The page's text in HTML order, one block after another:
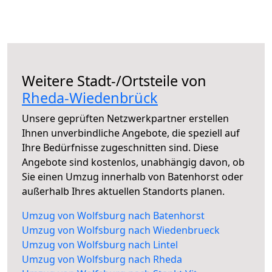
Weitere Stadt-/Ortsteile von
Rheda-Wiedenbrück
Unsere geprüften Netzwerkpartner erstellen
Ihnen unverbindliche Angebote, die speziell auf
Ihre Bedürfnisse zugeschnitten sind. Diese
Angebote sind kostenlos, unabhängig davon, ob
Sie einen Umzug innerhalb von Batenhorst oder
außerhalb Ihres aktuellen Standorts planen.
Umzug von Wolfsburg nach Batenhorst
Umzug von Wolfsburg nach Wiedenbrueck
Umzug von Wolfsburg nach Lintel
Umzug von Wolfsburg nach Rheda